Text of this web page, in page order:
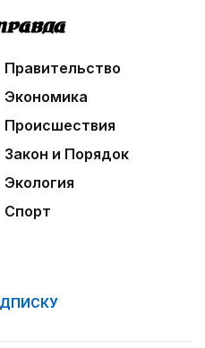
Правительство
Экономика
Происшествия
Закон и Порядок
Экология
Спорт